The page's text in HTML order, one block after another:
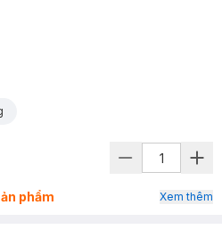
phẩm Xem thêm